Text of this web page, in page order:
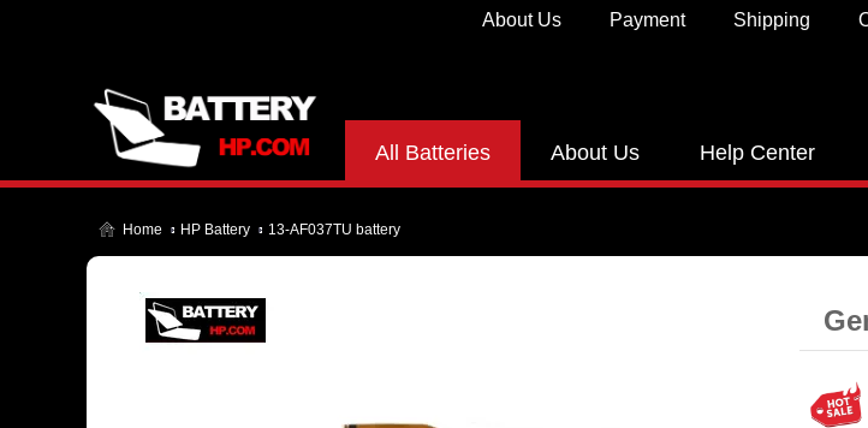
Shipping
Payment
About Us
All Batteries About Us Help Center
Home HP Battery 13-AF037TU battery